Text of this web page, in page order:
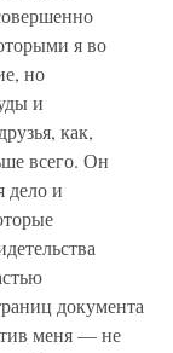
я во
но
и
как,
всего. Он
дело и
документа
меня — не